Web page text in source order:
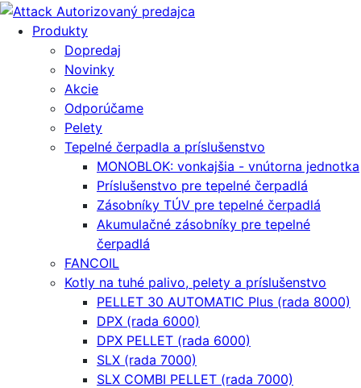
Produkty
Dopredaj
Novinky
Akcie
Odporúčame
Pelety
Tepelné čerpadla a príslušenstvo
MONOBLOK: vonkajšia - vnútorna jednotka
Príslušenstvo pre tepelné čerpadlá
Zásobníky TÚV pre tepelné čerpadlá
Akumulačné zásobníky pre tepelné
čerpadlá
FANCOIL
Kotly na tuhé palivo, pelety a príslušenstvo
PELLET 30 AUTOMATIC Plus (rada 8000)
DPX (rada 6000)
DPX PELLET (rada 6000)
SLX (rada 7000)
SLX COMBI PELLET (rada 7000)